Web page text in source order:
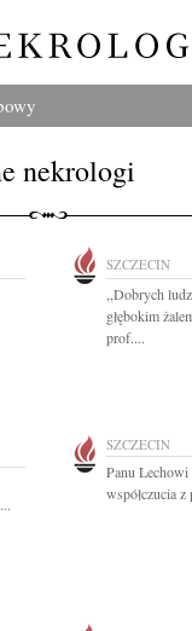
nekrologi
SZCZECIN
,,Dobrych
głębokim
prof....
SZCZECIN
Panu
współczucia